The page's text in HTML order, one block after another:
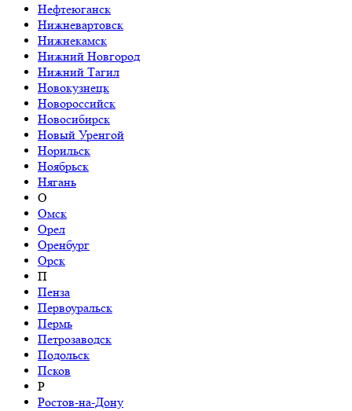
Нефтеюганск
Нижневартовск
Нижнекамск
Нижний Новгород
Нижний Тагил
Новокузнецк
Новороссийск
Новосибирск
Новый Уренгой
Норильск
Ноябрьск
Нягань
О
Омск
Орел
Оренбург
Орск
П
Пенза
Первоуральск
Пермь
Петрозаводск
Подольск
Псков
Р
Ростов-на-Дону